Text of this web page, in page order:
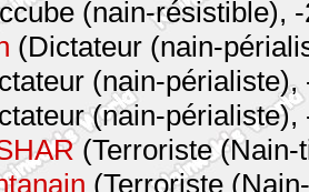
(nain-résistible),
(Dictateur (nain-
(nain-périaliste),
(nain-périaliste),
(Terroriste (Nain-
(Terroriste